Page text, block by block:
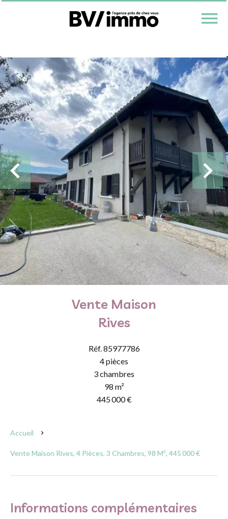
Vente Maison
Rives
Réf. 85977786
4 pièces
3 chambres
98 m²
445 000 €
Accueil
Vente Maison Rives, 4 Pièces, 3 Chambres, 98 M², 445 000 €
Informations complémentaires